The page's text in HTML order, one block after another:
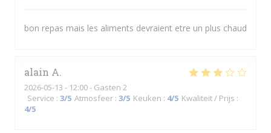
bon repas mais les aliments devraient etre un plus chaud
alain A
2026-05-13 - 12:00 - Gasten 2
Service : 3/5 Atmosfeer : 3/5 Keuken : 4/5 Kwaliteit / Prijs :
4/5